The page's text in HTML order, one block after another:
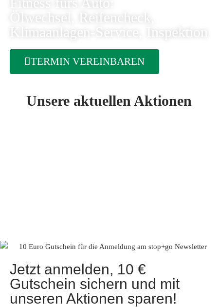
Ölwechsel, Reifencheck,
Klimaanlagen-Service, Inspektion
TERMIN VEREINBAREN
Unsere aktuellen Aktionen
Jetzt anmelden, 10 €
Gutschein sichern und mit
unseren Aktionen sparen!